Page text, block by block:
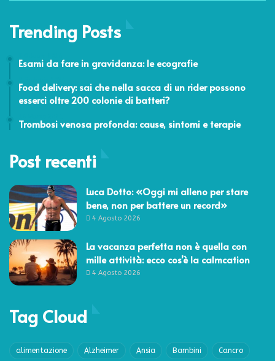
Trending Posts
Esami da fare in gravidanza: le ecografie
Food delivery: sai che nella sacca di un rider possono
esserci oltre 200 colonie di batteri?
Trombosi venosa profonda: cause, sintomi e terapie
Post recenti
Luca Dotto: «Oggi mi alleno per stare
bene, non per battere un record»
4 Agosto 2026
La vacanza perfetta non è quella con
mille attività: ecco cos’è la calmcation
4 Agosto 2026
Tag Cloud
alimentazione Alzheimer Ansia Bambini Cancro